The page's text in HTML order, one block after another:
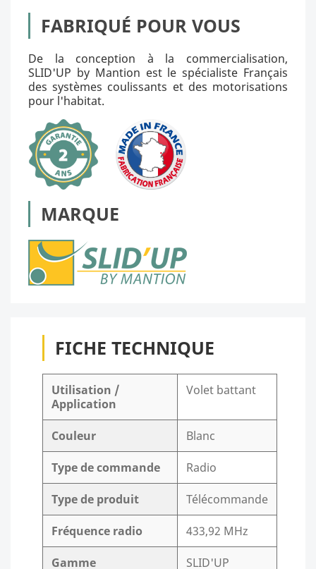
FABRIQUÉ POUR VOUS
De la conception à la commercialisation,
SLID'UP by Mantion est le spécialiste Français
des systèmes coulissants et des motorisations
pour l'habitat.
MARQUE
FICHE TECHNIQUE
Utilisation /
Application
Volet battant
Couleur Blanc
Type de commande Radio
Type de produit Télécommande
Fréquence radio 433,92 MHz
Gamme SLID'UP